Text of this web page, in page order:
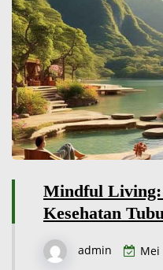
Mindful
Kesehatan
admin Mei